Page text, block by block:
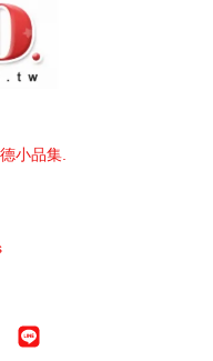
小品集.